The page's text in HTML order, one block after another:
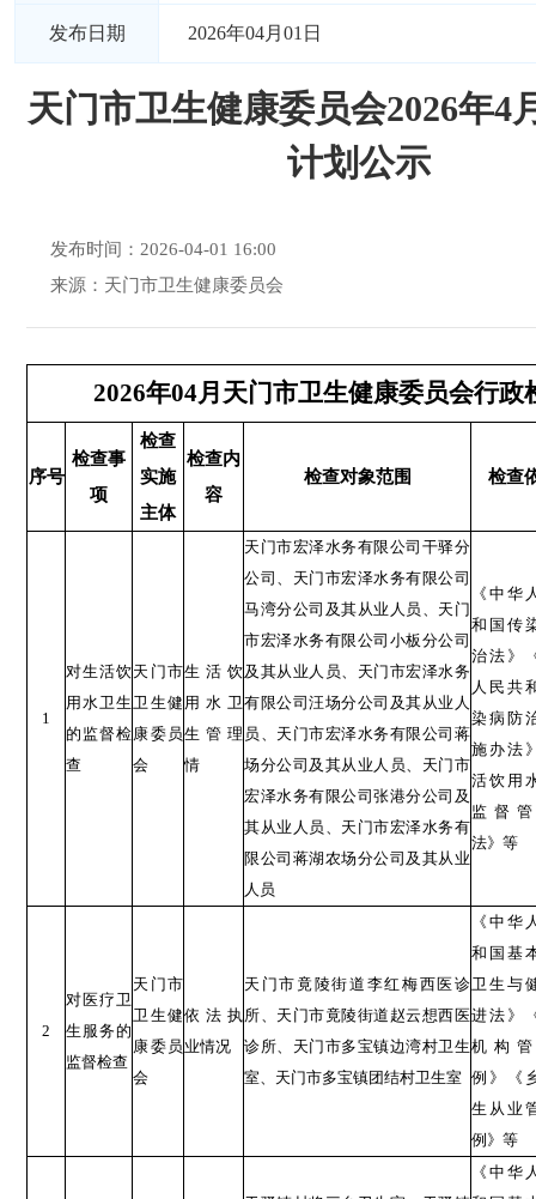
发布日期 2026年04月01日
天门市卫生健康委员会2026年4
计划公示
发布时间：2026-04-01 16:00
来源：天门市卫生健康委员会
2026年04月天门市卫生健康委员会行政
序号
检查事
项
检查
实施
主体
检查内
容
检查对象范围 检查
1
对生活饮
用水卫生
的监督检
查
天门市
卫生健
康委员
会
生活饮
用水卫
生管理
情
天门市宏泽水务有限公司干驿分
公司、天门市宏泽水务有限公司
马湾分公司及其从业人员、天门
市宏泽水务有限公司小板分公司
及其从业人员、天门市宏泽水务
有限公司汪场分公司及其从业人
员、天门市宏泽水务有限公司蒋
场分公司及其从业人员、天门市
宏泽水务有限公司张港分公司及
其从业人员、天门市宏泽水务有
限公司蒋湖农场分公司及其从业
人员
《中华
和国传
治法》
人民共
染病防
施办法
活饮用
监督
法》等
2
对医疗卫
生服务的
监督检查
天门市
卫生健
康委员
会
依法执
业情况
天门市竟陵街道李红梅西医诊
所、天门市竟陵街道赵云想西医
诊所、天门市多宝镇边湾村卫生
室、天门市多宝镇团结村卫生室
《中华
和国基
卫生与
进法》
机构
例》《
生从业
例》等
《中华